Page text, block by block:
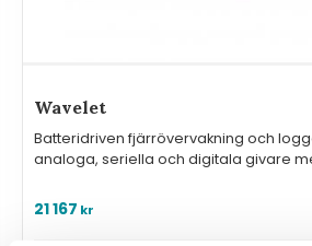
Wavelet
Batteridriven fjärrövervakning och
analoga, seriella och digitala givare
21 167 kr